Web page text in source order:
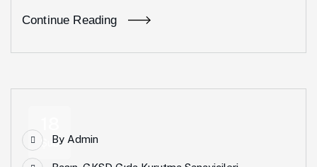
Continue Reading
ŞubBy Admin